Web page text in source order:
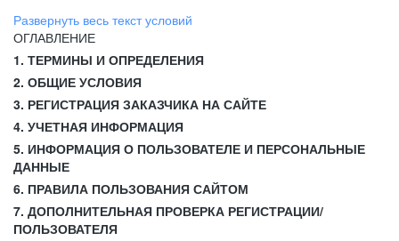
Развернуть весь текст условий
ОГЛАВЛЕНИЕ
1. ТЕРМИНЫ И ОПРЕДЕЛЕНИЯ
2. ОБЩИЕ УСЛОВИЯ
3. РЕГИСТРАЦИЯ ЗАКАЗЧИКА НА САЙТЕ
4. УЧЕТНАЯ ИНФОРМАЦИЯ
5. ИНФОРМАЦИЯ О ПОЛЬЗОВАТЕЛЕ И ПЕРСОНАЛЬНЫЕ
ДАННЫЕ
6. ПРАВИЛА ПОЛЬЗОВАНИЯ САЙТОМ
7. ДОПОЛНИТЕЛЬНАЯ ПРОВЕРКА РЕГИСТРАЦИИ/
ПОЛЬЗОВАТЕЛЯ